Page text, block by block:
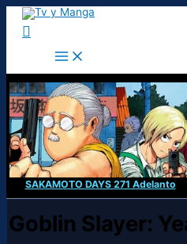
Ir
contenido
Buscar
SAKAMOTO DAYS 271 Adelanto
Goblin Slayer: